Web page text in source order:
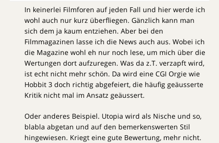
In keinerlei Filmforen auf jeden Fall und hier werde ich
wohl auch nur kurz überfliegen. Gänzlich kann man
sich dem ja kaum entziehen. Aber bei den
Filmmagazinen lasse ich die News auch aus. Wobei ich
die Magazine wohl eh nur noch lese, um mich über die
Wertungen dort aufzuregen. Was da z.T. verzapft wird,
ist echt nicht mehr schön. Da wird eine CGI Orgie wie
Hobbit 3 doch richtig abgefeiert, die häufig geäusserte
Kritik nicht mal im Ansatz geäussert.
Oder anderes Beispiel. Utopia wird als Nische und so,
blabla abgetan und auf den bemerkenswerten Stil
hingewiesen. Kriegt eine gute Bewertung, mehr nicht.